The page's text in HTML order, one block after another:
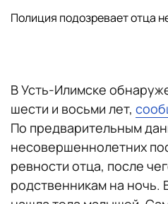
Полиция подозревает отца
В Усть-Илимске
шести и восьми лет,
По предварительным
несовершеннолетних
ревности отца, после
родственникам на ночь.